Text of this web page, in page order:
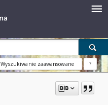
Wyszukiwanie zaawansowane ?